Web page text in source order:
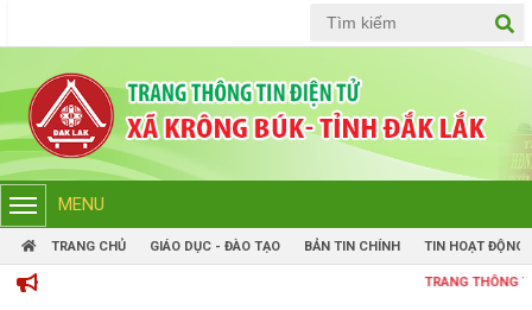
MENU
TRANG CHỦ GIÁO DỤC - ĐÀO TẠO BẢN TIN CHÍNH TIN HOẠT ĐỘNG
TRANG THÔNG TIN